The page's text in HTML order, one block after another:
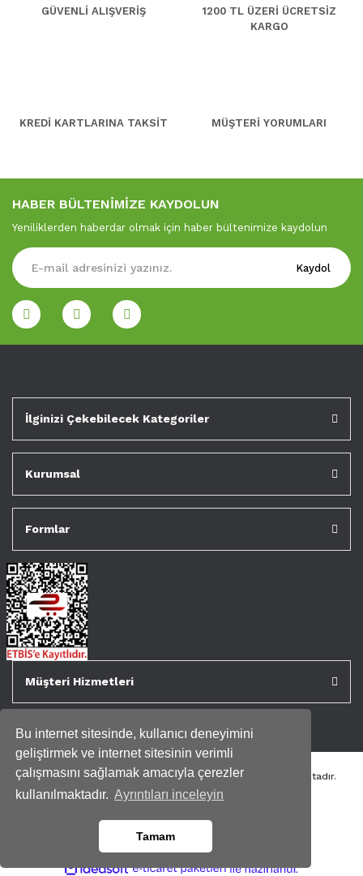
Bu internet sitesinde, kullanıcı deneyimini
geliştirmek ve internet sitesinin verimli
çalışmasını sağlamak amacıyla çerezler
kullanılmaktadır. Ayrıntıları inceleyin
Tamam
GÜVENLİ ALIŞVERİŞ
1200 TL ÜZERİ ÜCRETSİZ
KARGO
KREDİ KARTLARINA TAKSİT MÜŞTERİ YORUMLARI
HABER BÜLTENİMİZE KAYDOLUN
Yeniliklerden haberdar olmak için haber bültenimize kaydolun
Kaydol
İlginizi Çekebilecek Kategoriler
Kurumsal
Formlar
Müşteri Hizmetleri
Tüm kredi kartı bilgileriniz 256bit SSL Sertifikası ile korunmaktadır.
Genispencere.com Tüm Hakları Saklıdır.
ideasoft e- ile